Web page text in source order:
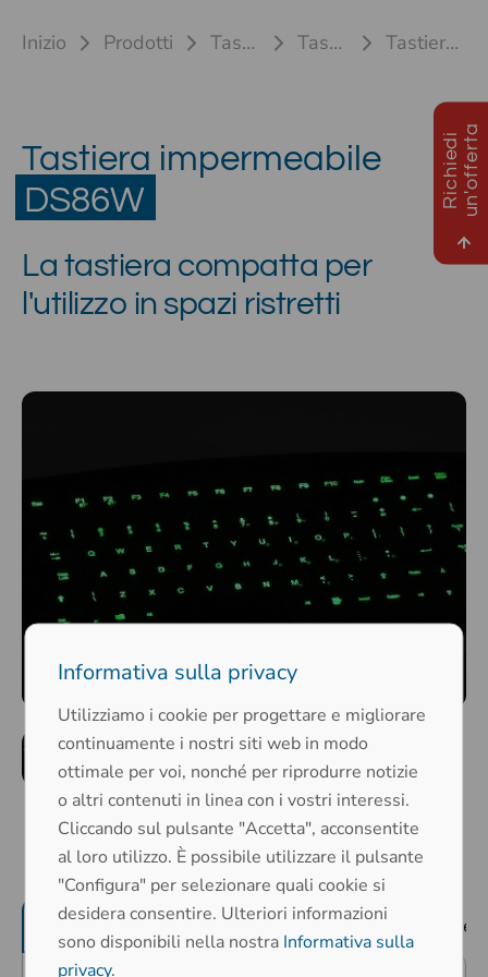
R
i
c
h
i
e
d
i
u
n
'
o
f
f
e
r
ta
Inizio Prodotti Tastiere industriali Tastiera in plastica Tastiera compatta DS86W
Tastiera impermeabile
DS86W
La tastiera compatta per
l'utilizzo in spazi ristretti
Caratteristiche del prodotto Proprietà
Informativa sulla privacy
Utilizziamo i cookie per progettare e migliorare
continuamente i nostri siti web in modo
ottimale per voi, nonché per riprodurre notizie
o altri contenuti in linea con i vostri interessi.
Cliccando sul pulsante "Accetta", acconsentite
al loro utilizzo. È possibile utilizzare il pulsante
"Configura" per selezionare quali cookie si
desidera consentire. Ulteriori informazioni
sono disponibili nella nostra Informativa sulla
privacy.